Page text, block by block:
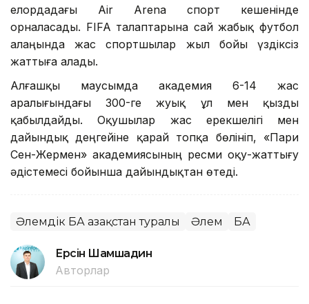
елордадағы Air Arena спорт кешенінде
орналасады. FIFA талаптарына сай жабық футбол
алаңында жас спортшылар жыл бойы үздіксіз
жаттыға алады.
Алғашқы маусымда академия 6-14 жас
аралығындағы 300-ге жуық ұл мен қызды
қабылдайды. Оқушылар жас ерекшелігі мен
дайындық деңгейіне қарай топқа бөлініп, «Пари
Сен-Жермен» академиясының ресми оқу-жаттығу
әдістемесі бойынша дайындықтан өтеді.
Әлемдік БАҚ Қазақстан туралы Әлем БАҚ
Ерсiн Шамшадин
Авторлар